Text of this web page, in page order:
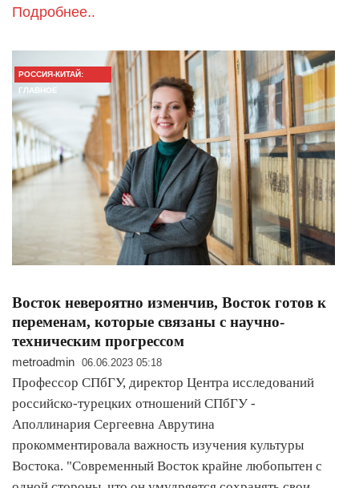
Подробнее..
РОССИЯ-КИТАЙ:
ГЛАВНОЕ
Восток невероятно изменчив, Восток готов к
переменам, которые связаны с научно-
техническим прогрессом
metroadmin 06.06.2023 05:18
Профессор СПбГУ, директор Центра исследований
российско-турецких отношений СПбГУ -
Аполлинария Сергеевна Аврутина
прокомментировала важность изучения культуры
Востока. "Современный Восток крайне любопытен с